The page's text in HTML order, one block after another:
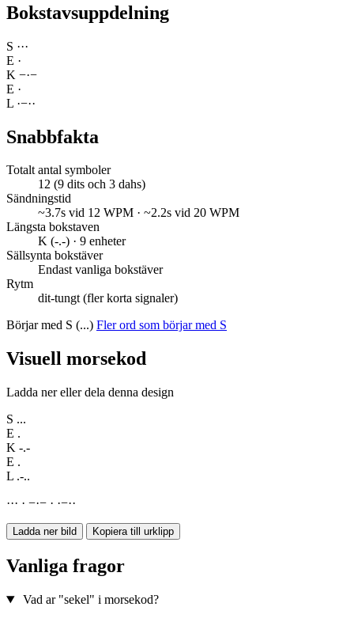
Bokstavsuppdelning
S ···
E ·
K −·−
E ·
L ·−··
Snabbfakta
Totalt antal symboler
12 (9 dits och 3 dahs)
Sändningstid
~3.7s vid 12 WPM · ~2.2s vid 20 WPM
Längsta bokstaven
K (-.-) · 9 enheter
Sällsynta bokstäver
Endast vanliga bokstäver
Rytm
dit-tungt (fler korta signaler)
Börjar med S (...) Fler ord som börjar med S
Visuell morsekod
Ladda ner eller dela denna design
S ...
E .
K -.-
E .
L .-..
··· · −·− · ·−··
Ladda ner bild Kopiera till urklipp
Vanliga fragor
Vad ar "sekel" i morsekod?